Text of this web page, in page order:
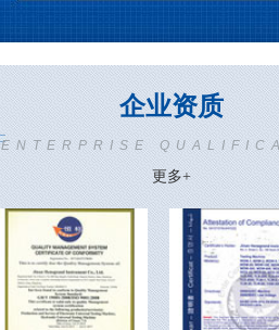
企业资质
ENTERPRISE
更多+